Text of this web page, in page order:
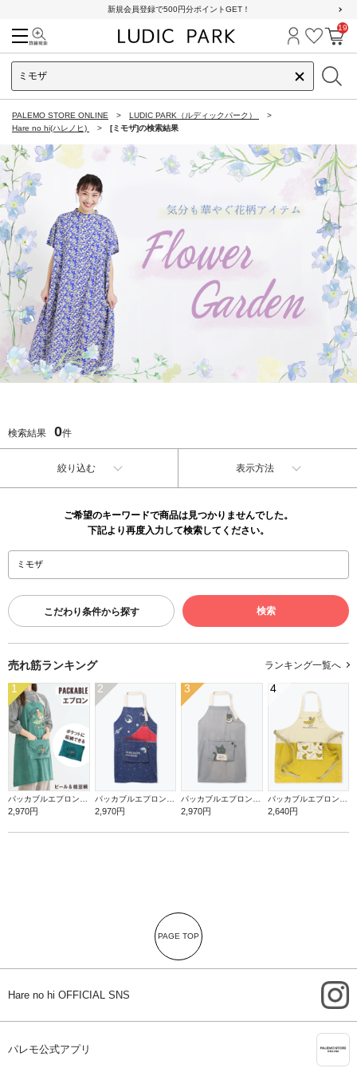
新規会員登録で500円分ポイントGET！
ログイン
お気に
カ
19
PALEMO STORE ONLINE
LUDIC PARK（ルディックパーク）
Hare no hi(ハレノヒ)
[ミモザ]の検索結果
検索結果 0件
絞り込む 表示方法
ご希望のキーワードで商品は見つかりませんでした。
下記より再度入力して検索してください。
こだわり条件から探す
売れ筋ランキング ランキング一覧へ
1
2,970円
2
2,970円
3
2,970円
4
2,640円
PAGE TOP
Hare no hi OFFICIAL SNS
パレモ公式アプリ